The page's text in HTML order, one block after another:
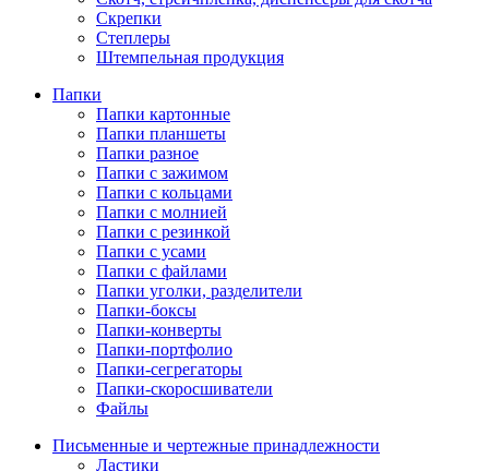
Скрепки
Степлеры
Штемпельная продукция
Папки
Папки картонные
Папки планшеты
Папки разное
Папки с зажимом
Папки с кольцами
Папки с молнией
Папки с резинкой
Папки с усами
Папки с файлами
Папки уголки, разделители
Папки-боксы
Папки-конверты
Папки-портфолио
Папки-сегрегаторы
Папки-скоросшиватели
Файлы
Письменные и чертежные принадлежности
Ластики